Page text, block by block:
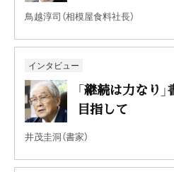
鳥越淳司（相模屋食料社長）
インタビュー
「継続は力なり
目指して
井茂圭洞（書家）